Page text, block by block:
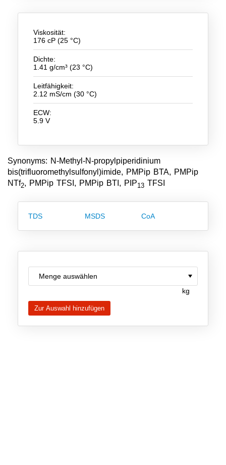
Unternehmen
Team
Investor Relations
Karriere
Kontakt
Viskosität:
176 cP (25 °C)
Dichte:
1.41 g/cm³ (23 °C)
Leitfähigkeit:
2.12 mS/cm (30 °C)
ECW:
5.9 V
Synonyms: N-Methyl-N-propylpiperidinium
bis(trifluoromethylsulfonyl)imide, PMPip BTA, PMPip
NTf2, PMPip TFSI, PMPip BTI, PIP13 TFSI
TDS MSDS CoA
kg